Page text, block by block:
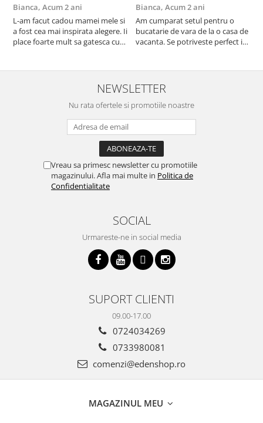
Bianca, Acum 2 ani
L-am facut cadou mamei mele si
a fost cea mai inspirata alegere. Ii
place foarte mult sa gatesca cu
cratita...ma gandesc serios sa imi
cumpar si eu! Recomand mult !
Bianca, Acum 2 ani
Am cumparat setul pentru o
bucatarie de vara de la o casa de
vacanta. Se potriveste perfect in
buna, recomand cu drag !
NEWSLETTER
Nu rata ofertele si promotiile noastre
Vreau sa primesc newsletter cu promotiile
magazinului. Afla mai multe in Politica de
Confidentialitate
SOCIAL
Urmareste-ne in social media
SUPORT CLIENTI
09.00-17.00
0724034269
0733980081
comenzi@edenshop.ro
MAGAZINUL MEU